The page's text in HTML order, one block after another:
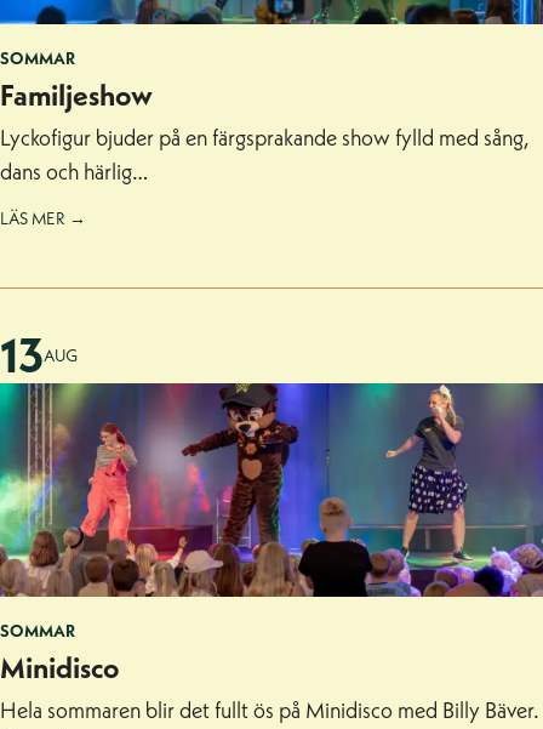
SOMMAR
Familjeshow
Lyckofigur bjuder på en färgsprakande show fylld med sång,
dans och härlig…
LÄS MER →
13AUG
SOMMAR
Minidisco
Hela sommaren blir det fullt ös på Minidisco med Billy Bäver.